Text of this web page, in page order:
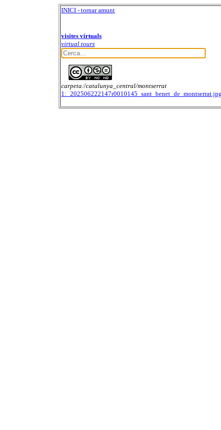
INICI - tornar amunt
visites virtuals
virtual tours
carpeta:/catalunya_central/montserrat